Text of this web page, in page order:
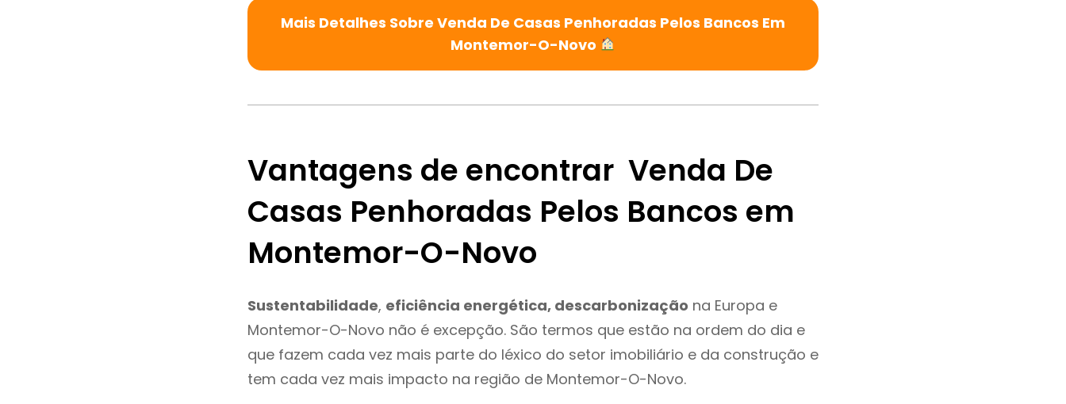
Mais Detalhes Sobre Venda De Casas Penhoradas Pelos Bancos Em
Montemor-O-Novo
Vantagens de encontrar Venda De
Casas Penhoradas Pelos Bancos em
Montemor-O-Novo
Sustentabilidade, eficiência energética, descarbonização na Europa e
Montemor-O-Novo não é excepção. São termos que estão na ordem do dia e
que fazem cada vez mais parte do léxico do setor imobiliário e da construção e
tem cada vez mais impacto na região de Montemor-O-Novo.